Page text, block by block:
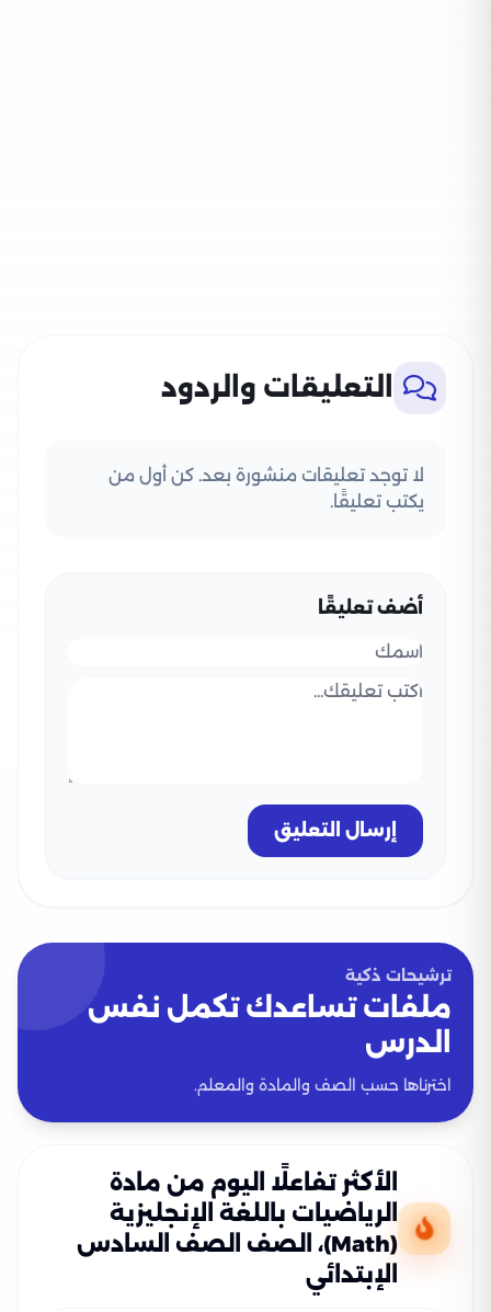
التعليقات والردود
لا توجد تعليقات منشورة بعد. كن أول من
يكتب تعليقًا.
أضف تعليقًا
إرسال التعليق
ترشيحات ذكية
ملفات تساعدك تكمل نفس
الدرس
اخترناها حسب الصف والمادة والمعلم.
الأكثر تفاعلًا اليوم من مادة
الرياضيات باللغة الإنجليزية
(Math)، الصف الصف السادس
الإبتدائي